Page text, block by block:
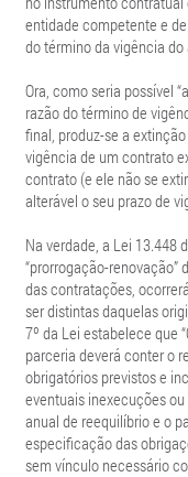
entidade competente e
do término da vigência do
Ora, como seria possível
razão do término de
final, produz-se a
vigência de um contrato
contrato (e ele não se
alterável o seu prazo de
Na verdade, a Lei 13.448
“prorrogação-
das contratações,
ser distintas daquelas
7º da Lei estabelece que
parceria deverá conter o
obrigatórios previstos e
eventuais inexecuções
anual de reequilíbrio e o
especificação das
sem vínculo necessário